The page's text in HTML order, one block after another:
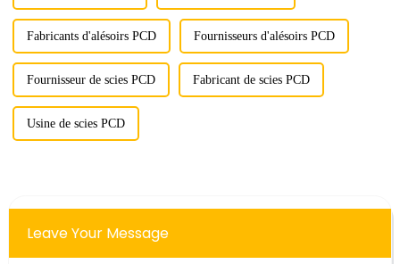
Fabricants d'alésoirs PCD Fournisseurs d'alésoirs PCD
Fournisseur de scies PCD Fabricant de scies PCD
Usine de scies PCD
Leave Your Message